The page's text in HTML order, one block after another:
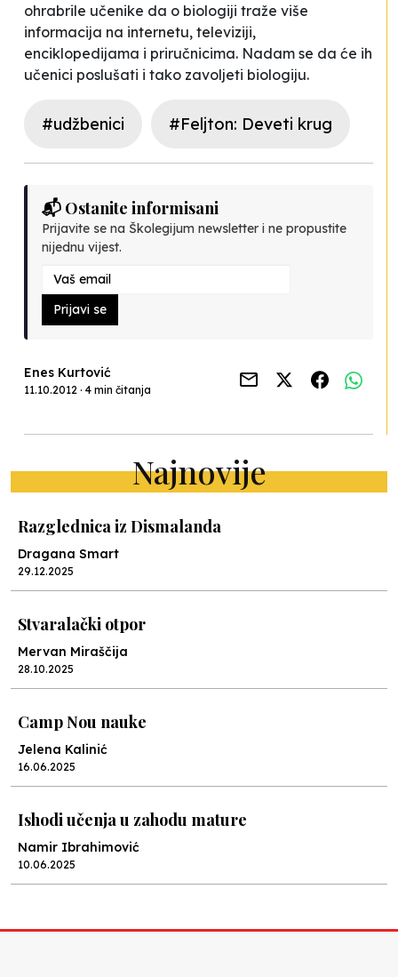
ohrabrile učenike da o biologiji traže više
informacija na internetu, televiziji,
enciklopedijama i priručnicima. Nadam se da će ih
učenici poslušati i tako zavoljeti biologiju.
#udžbenici #Feljton: Deveti krug
📬 Ostanite informisani
Prijavite se na Školegijum newsletter i ne propustite
nijednu vijest.
Prijavi se
Enes Kurtović
11.10.2012 · 4 min čitanja
Najnovije
Razglednica iz Dismalanda
Dragana Smart
29.12.2025
Stvaralački otpor
Mervan Miraščija
28.10.2025
Camp Nou nauke
Jelena Kalinić
16.06.2025
Ishodi učenja u zahodu mature
Namir Ibrahimović
10.06.2025